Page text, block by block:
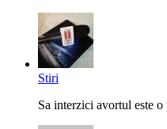
Stiri
Sa interzici avortul este o